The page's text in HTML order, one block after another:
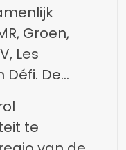
met het
over
ze
Groen,
Les
Défi. De
te
te